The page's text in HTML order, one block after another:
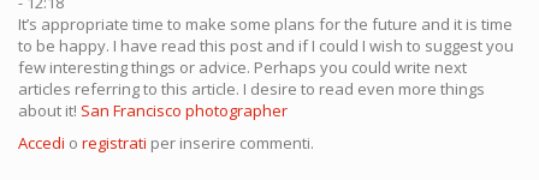
It’s appropriate time to make some plans for the future and it is time
to be happy. I have read this post and if I could I wish to suggest you
few interesting things or advice. Perhaps you could write next
articles referring to this article. I desire to read even more things
about it! San Francisco photographer
Accedi o registrati per inserire commenti.